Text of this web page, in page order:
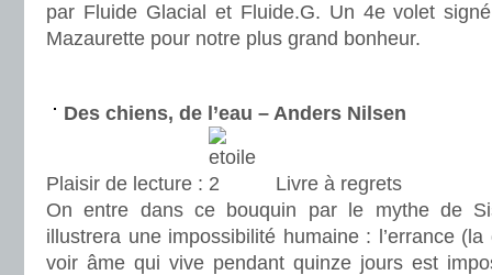
par Fluide Glacial et Fluide.G. Un 4e volet
Mazaurette pour notre plus grand bonheur.
Des chiens, de l’eau – Anders Nilsen
Plaisir de lecture :
Livre à regrets
On entre dans ce bouquin par le mythe de
illustrera une impossibilité humaine : l’errance (la
voir âme qui vive pendant quinze jours est